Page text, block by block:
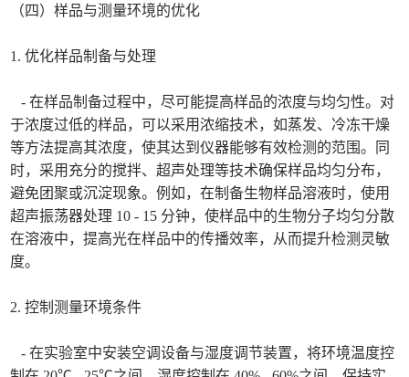
（四）样品与测量环境的优化
1. 优化样品制备与处理
- 在样品制备过程中，尽可能提高样品的浓度与均匀性。对
于浓度过低的样品，可以采用浓缩技术，如蒸发、冷冻干燥
等方法提高其浓度，使其达到仪器能够有效检测的范围。同
时，采用充分的搅拌、超声处理等技术确保样品均匀分布，
避免团聚或沉淀现象。例如，在制备生物样品溶液时，使用
超声振荡器处理 10 - 15 分钟，使样品中的生物分子均匀分散
在溶液中，提高光在样品中的传播效率，从而提升检测灵敏
度。
2. 控制测量环境条件
- 在实验室中安装空调设备与湿度调节装置，将环境温度控